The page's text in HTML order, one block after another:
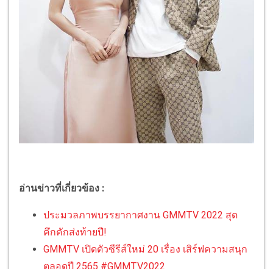
อ่านข่าวที่เกี่ยวข้อง :
ประมวลภาพบรรยากาศงาน GMMTV 2022 สุด
คึกคักส่งท้ายปี!
GMMTV เปิดตัวซีรีส์ใหม่ 20 เรื่อง เสิร์ฟความสนุก
ตลอดปี 2565 #GMMTV2022